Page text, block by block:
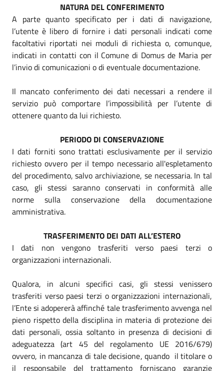
NATURA DEL CONFERIMENTO
A parte quanto specificato per i dati di navigazione,
l’utente è libero di fornire i dati personali indicati come
facoltativi riportati nei moduli di richiesta o, comunque,
indicati in contatti con il Comune di Domus de Maria per
l’invio di comunicazioni o di eventuale documentazione.
Il mancato conferimento dei dati necessari a rendere il
servizio può comportare l’impossibilità per l’utente di
ottenere quanto da lui richiesto.
PERIODO DI CONSERVAZIONE
I dati forniti sono trattati esclusivamente per il servizio
richiesto ovvero per il tempo necessario all'espletamento
del procedimento, salvo archiviazione, se necessaria. In tal
caso, gli stessi saranno conservati in conformità alle
norme sulla conservazione della documentazione
amministrativa.
TRASFERIMENTO DEI DATI ALL’ESTERO
I dati non vengono trasferiti verso paesi terzi o
organizzazioni internazionali.
Qualora, in alcuni specifici casi, gli stessi venissero
trasferiti verso paesi terzi o organizzazioni internazionali,
l’Ente si adopererà affinché tale trasferimento avvenga nel
pieno rispetto della disciplina in materia di protezione dei
dati personali, ossia soltanto in presenza di decisioni di
adeguatezza (art 45 del regolamento UE 2016/679)
ovvero, in mancanza di tale decisione, quando il titolare o
il responsabile del trattamento forniscano garanzie